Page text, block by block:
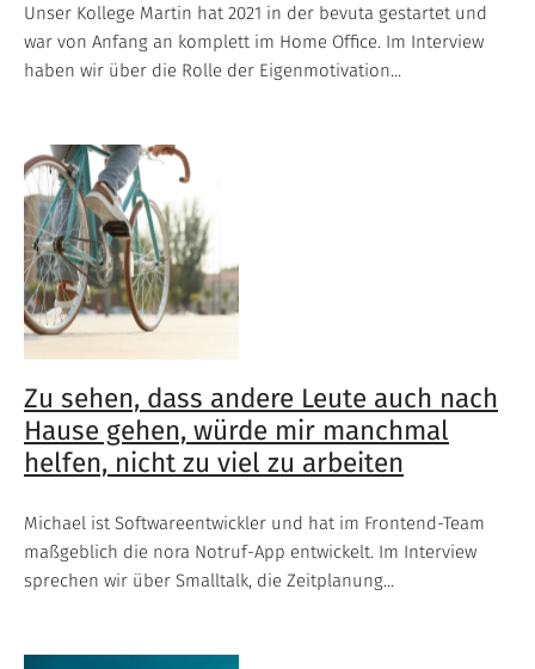
Unser Kollege Martin hat 2021 in der bevuta gestartet und
war von Anfang an komplett im Home Office. Im Interview
haben wir über die Rolle der Eigenmotivation...
Zu sehen, dass andere Leute auch nach
Hause gehen, würde mir manchmal
helfen, nicht zu viel zu arbeiten
Michael ist Softwareentwickler und hat im Frontend-Team
maßgeblich die nora Notruf-App entwickelt. Im Interview
sprechen wir über Smalltalk, die Zeitplanung...